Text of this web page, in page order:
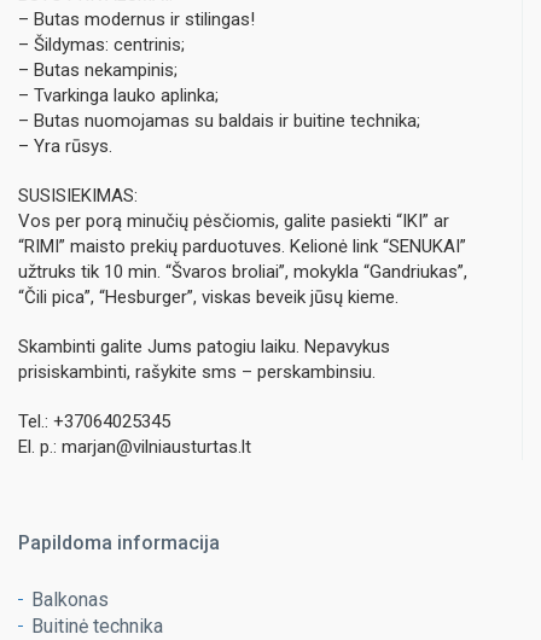
– Butas modernus ir stilingas!
– Šildymas: centrinis;
– Butas nekampinis;
– Tvarkinga lauko aplinka;
– Butas nuomojamas su baldais ir buitine technika;
– Yra rūsys.
SUSISIEKIMAS:
Vos per porą minučių pėsčiomis, galite pasiekti “IKI” ar
“RIMI” maisto prekių parduotuves. Kelionė link “SENUKAI”
užtruks tik 10 min. “Švaros broliai”, mokykla “Gandriukas”,
“Čili pica”, “Hesburger”, viskas beveik jūsų kieme.
Skambinti galite Jums patogiu laiku. Nepavykus
prisiskambinti, rašykite sms – perskambinsiu.
Tel.: +37064025345
El. p.: marjan@vilniausturtas.lt
Papildoma informacija
Balkonas
Buitinė technika